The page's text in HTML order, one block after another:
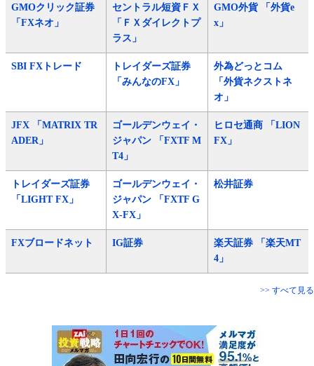
GMOクリック証券
「FXネオ」
セントラル短資ＦＸ
「ＦＸダイレクトプ
ラス」
GMO外貨 「外貨e
x」
SBI FXトレード
トレイダーズ証券
「みんなのFX」
外為どっとコム
「外貨ネクストネ
オ」
JFX 「MATRIX TR
ADER」
ゴールデンウェイ・
ジャパン 「FXTF M
T4」
ヒロセ通商 「LION
FX」
トレイダーズ証券
「LIGHT FX」
ゴールデンウェイ・
ジャパン 「FXTF G
X-FX」
松井証券
FXブロードネット IG証券
楽天証券 「楽天MT
4」
>> すべて見る